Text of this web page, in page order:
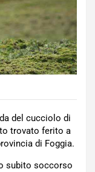
del cucciolo di
trovato ferito a
di Foggia.
subito soccorso